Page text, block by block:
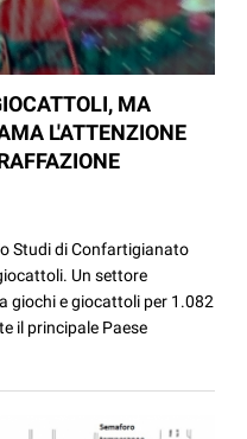
MA
L'ATTENZIONE
Studi di Confartigianato
Un settore
giochi e giocattoli per 1.082
il principale Paese